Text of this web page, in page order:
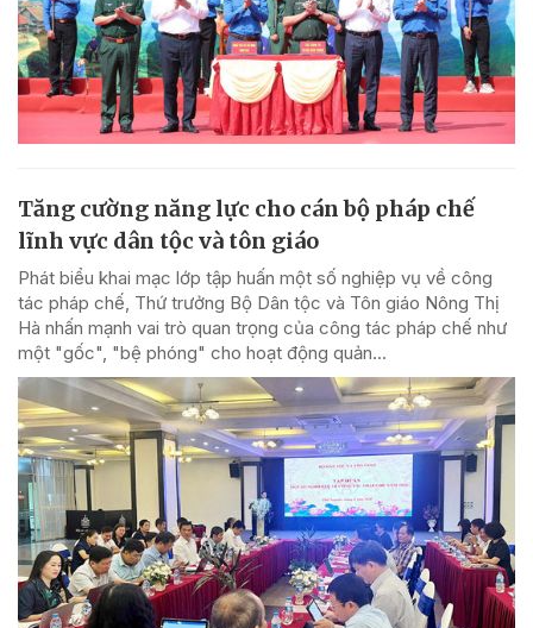
Tăng cường năng lực cho cán bộ pháp chế
lĩnh vực dân tộc và tôn giáo
Phát biểu khai mạc lớp tập huấn một số nghiệp vụ về công
tác pháp chế, Thứ trưởng Bộ Dân tộc và Tôn giáo Nông Thị
Hà nhấn mạnh vai trò quan trọng của công tác pháp chế như
một "gốc", "bệ phóng" cho hoạt động quản...